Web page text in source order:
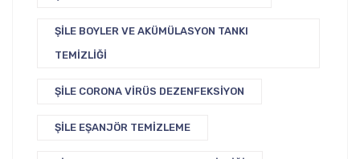
ŞILE BOYLER VE AKÜMÜLASYON TANKI
TEMIZLIĞI
ŞILE CORONA VIRÜS DEZENFEKSIYON
ŞILE EŞANJÖR TEMIZLEME